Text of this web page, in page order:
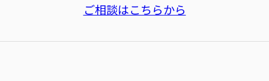
ご相談はこちらから